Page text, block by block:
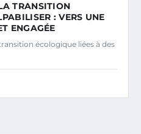
TRANSITION
: VERS UNE
ENGAGÉE
écologique liées à des